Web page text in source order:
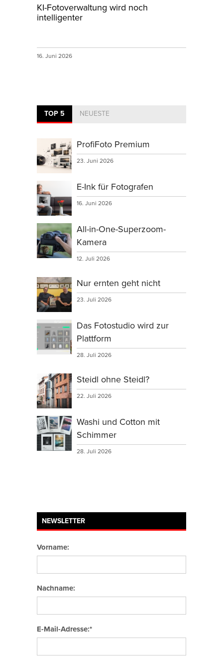
KI-Fotoverwaltung wird noch
intelligenter
16. Juni 2026
TOP 5 NEUESTE
ProfiFoto Premium
23. Juni 2026
E-Ink für Fotografen
16. Juni 2026
All-in-One-Superzoom-
Kamera
12. Juli 2026
Nur ernten geht nicht
23. Juli 2026
Das Fotostudio wird zur
Plattform
28. Juli 2026
Steidl ohne Steidl?
22. Juli 2026
Washi und Cotton mit
Schimmer
28. Juli 2026
NEWSLETTER
Vorname:
Nachname:
E-Mail-Adresse:*